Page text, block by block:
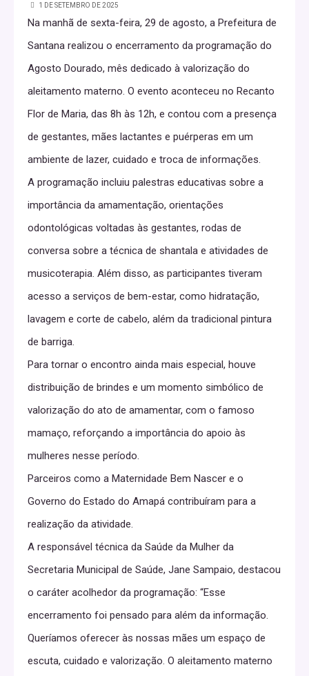
1 DE SETEMBRO DE 2025
Na manhã de sexta-feira, 29 de agosto, a Prefeitura de
Santana realizou o encerramento da programação do
Agosto Dourado, mês dedicado à valorização do
aleitamento materno. O evento aconteceu no Recanto
Flor de Maria, das 8h às 12h, e contou com a presença
de gestantes, mães lactantes e puérperas em um
ambiente de lazer, cuidado e troca de informações.
A programação incluiu palestras educativas sobre a
importância da amamentação, orientações
odontológicas voltadas às gestantes, rodas de
conversa sobre a técnica de shantala e atividades de
musicoterapia. Além disso, as participantes tiveram
acesso a serviços de bem-estar, como hidratação,
lavagem e corte de cabelo, além da tradicional pintura
de barriga.
Para tornar o encontro ainda mais especial, houve
distribuição de brindes e um momento simbólico de
valorização do ato de amamentar, com o famoso
mamaço, reforçando a importância do apoio às
mulheres nesse período.
Parceiros como a Maternidade Bem Nascer e o
Governo do Estado do Amapá contribuíram para a
realização da atividade.
A responsável técnica da Saúde da Mulher da
Secretaria Municipal de Saúde, Jane Sampaio, destacou
o caráter acolhedor da programação: “Esse
encerramento foi pensado para além da informação.
Queríamos oferecer às nossas mães um espaço de
escuta, cuidado e valorização. O aleitamento materno